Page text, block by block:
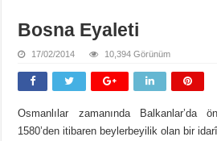
Bosna Eyaleti
17/02/2014 10,394 Görünüm
Osmanlılar zamanında
1580’den itibaren beylerbeyilik olan bir